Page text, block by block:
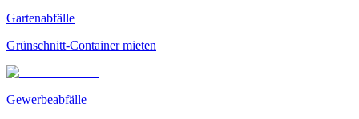
Gartenabfälle
Grünschnitt-Container mieten
Gewerbeabfälle